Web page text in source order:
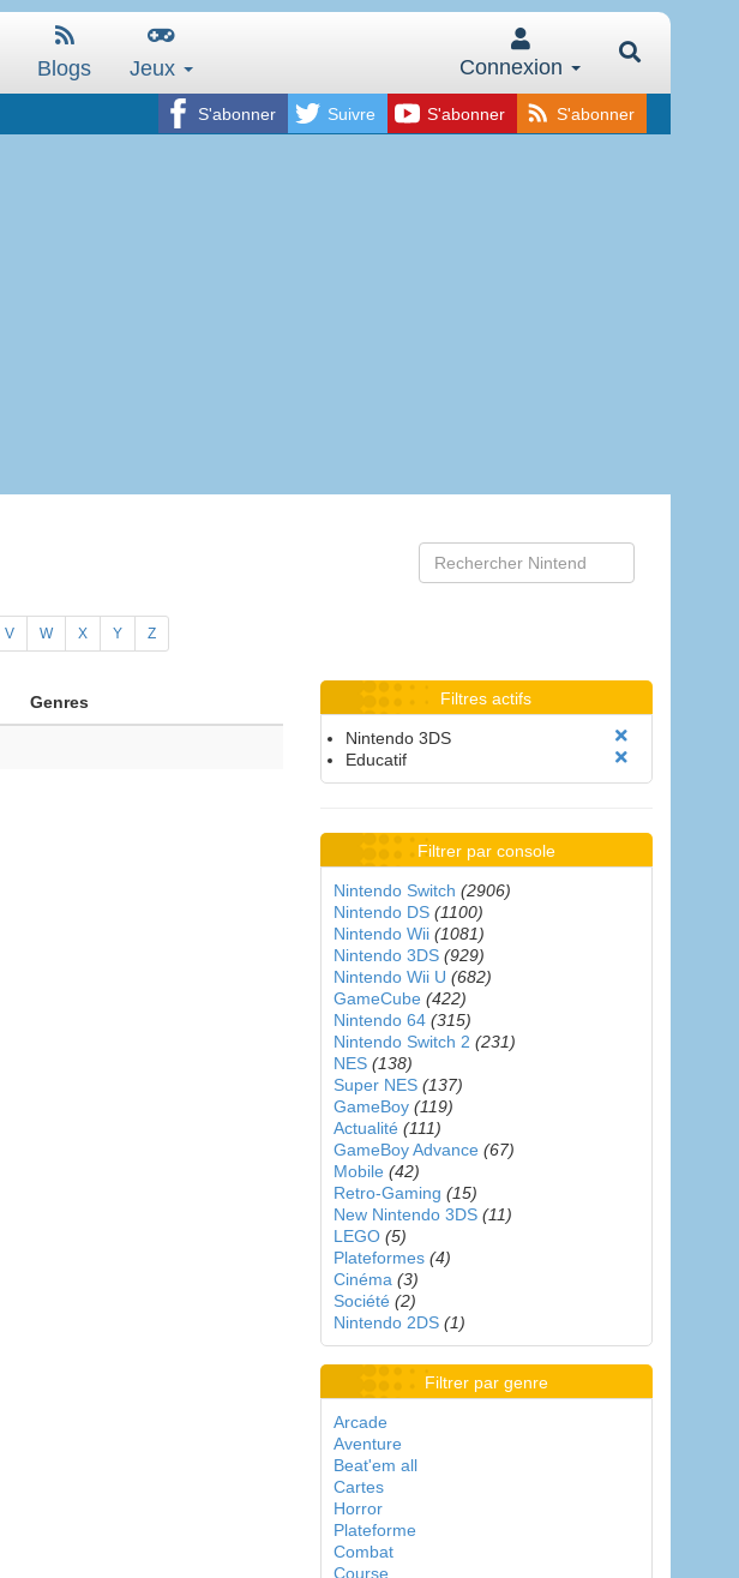
Blogs Jeux Connexion
S'abonner Suivre S'abonner S'abonner
V W X Y Z
Genres Filtres actifs
Nintendo 3DS
Educatif
Filtrer par console
Nintendo Switch (2906)
Nintendo DS (1100)
Nintendo Wii (1081)
Nintendo 3DS (929)
Nintendo Wii U (682)
GameCube (422)
Nintendo 64 (315)
Nintendo Switch 2 (231)
NES (138)
Super NES (137)
GameBoy (119)
Actualité (111)
GameBoy Advance (67)
Mobile (42)
Retro-Gaming (15)
New Nintendo 3DS (11)
LEGO (5)
Plateformes (4)
Cinéma (3)
Société (2)
Nintendo 2DS (1)
Filtrer par genre
Arcade
Aventure
Beat'em all
Cartes
Horror
Plateforme
Combat
Course